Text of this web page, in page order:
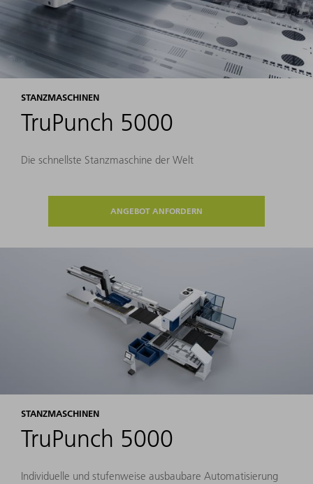
STANZMASCHINEN
TruPunch 5000
Die schnellste Stanzmaschine der Welt
ANGEBOT ANFORDERN
STANZMASCHINEN
TruPunch 5000
Individuelle und stufenweise ausbaubare Automatisierung